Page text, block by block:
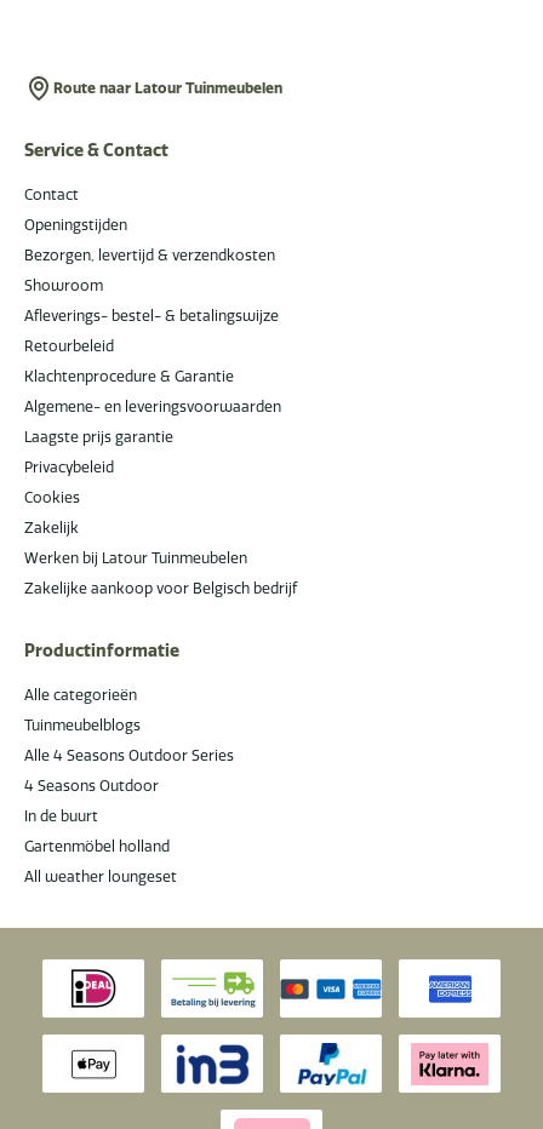
Route naar Latour Tuinmeubelen
Service & Contact
Contact
Openingstijden
Bezorgen, levertijd & verzendkosten
Showroom
Afleverings- bestel- & betalingswijze
Retourbeleid
Klachtenprocedure & Garantie
Algemene- en leveringsvoorwaarden
Laagste prijs garantie
Privacybeleid
Cookies
Zakelijk
Werken bij Latour Tuinmeubelen
Zakelijke aankoop voor Belgisch bedrijf
Productinformatie
Alle categorieën
Tuinmeubelblogs
Alle 4 Seasons Outdoor Series
4 Seasons Outdoor
In de buurt
Gartenmöbel holland
All weather loungeset